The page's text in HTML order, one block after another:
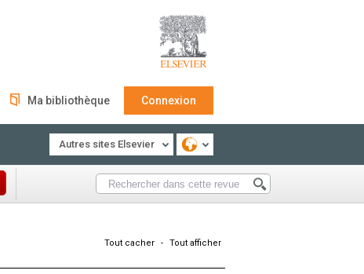
Ma bibliothèque Connexion
Autres sites Elsevier
Tout cacher - Tout afficher